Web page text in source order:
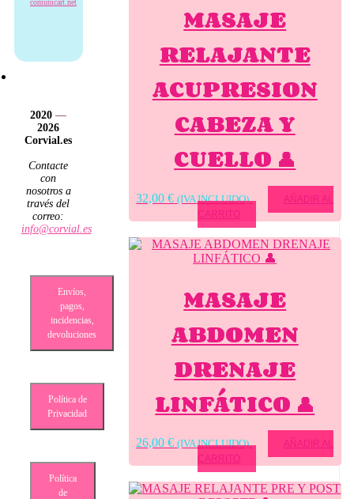
MASAJE
RELAJANTE
ACUPRESION
CABEZA Y
CUELLO 👤
32,00€ (IVA INCLUIDO)
AÑADIR AL
CARRITO
MASAJE
ABDOMEN
DRENAJE
LINFÁTICO 👤
26,00€ (IVA INCLUIDO)
AÑADIR AL
CARRITO
2020—
2026
Corvial.es
Contacte
con
nosotros a
través del
correo:
info@corvial.es
Envíos,
pagos,
incidencias,
devoluciones
Política de
Privacidad
Política
de